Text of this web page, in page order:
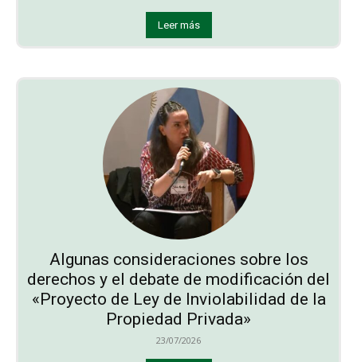
Leer más
Algunas consideraciones sobre los
derechos y el debate de modificación del
«Proyecto de Ley de Inviolabilidad de la
Propiedad Privada»
23/07/2026